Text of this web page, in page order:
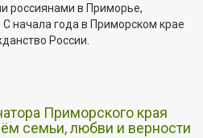
россиянами в Приморье,
начала года в Приморском крае
России.
Приморского края
семьи, любви и верности